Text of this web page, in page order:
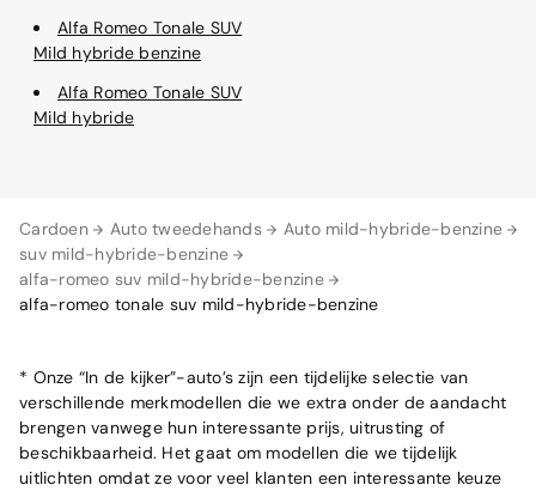
Cardoen Auto tweedehands
Auto mild-hybride-benzine
suv mild-hybride-benzine
alfa-romeo suv mild-hybride-benzine
alfa-romeo tonale suv mild-hybride-benzine
Alfa Romeo Tonale SUV
Mild hybride benzine
Alfa Romeo Tonale SUV
Mild hybride
* Onze “In de kijker”-auto’s zijn een tijdelijke selectie van
verschillende merkmodellen die we extra onder de aandacht
brengen vanwege hun interessante prijs, uitrusting of
beschikbaarheid. Het gaat om modellen die we tijdelijk
uitlichten omdat ze voor veel klanten een interessante keuze